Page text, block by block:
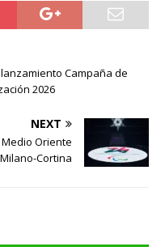
Campaña de
2026
NEXT
Oriente
Cortina